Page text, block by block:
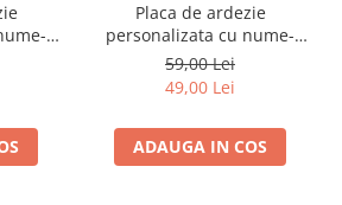
Placa de ardezie
personalizata cu nume-
Maria
59,00 Lei
49,00 Lei
ADAUGA IN COS